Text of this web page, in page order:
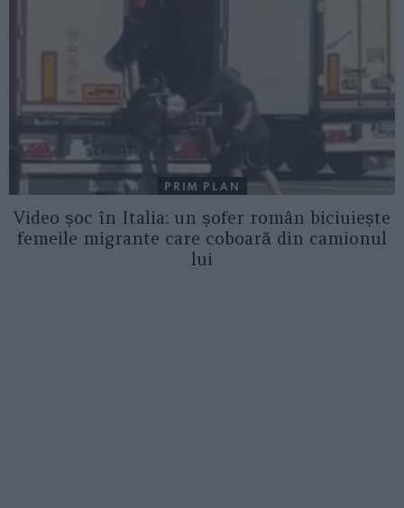
PRIM PLAN
Video șoc în Italia: un șofer român biciuiește
femeile migrante care coboară din camionul
lui